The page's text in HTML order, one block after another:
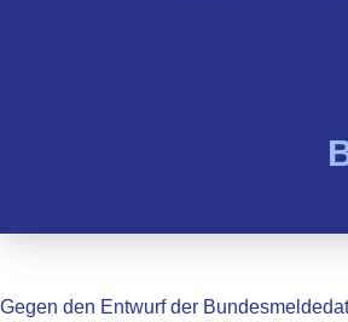
Gegen den Entwurf der